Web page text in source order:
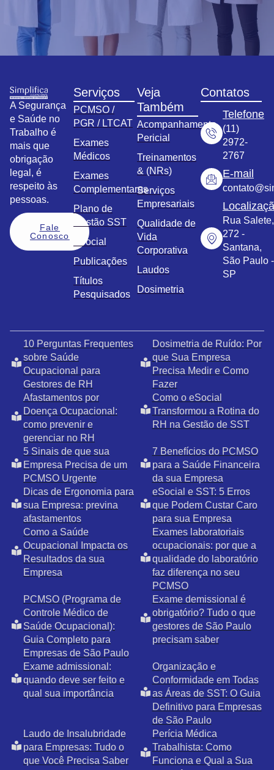
A Segurança
e Saúde no
Trabalho é
mais que
obrigação
legal, é
respeito às
pessoas.
Fale
Conosco
Serviços
PCMSO /
PGR / LTCAT
Exames
Médicos
Exames
Complementares
Plano de
Gestão SST
eSocial
Publicações
Títulos
Pesquisados
Veja
Também
Acompanhamento
Pericial
Treinamentos
& (NRs)
Serviços
Empresariais
Qualidade de
Vida
Corporativa
Laudos
Dosimetria
Contatos
Telefone
(11)
2972-
2767
E-mail
Rua Salete,
272 -
Santana,
São Paulo -
SP
10 Perguntas Frequentes
sobre Saúde
Ocupacional para
Gestores de RH
Dosimetria de Ruído: Por
que Sua Empresa
Precisa Medir e Como
Fazer
Afastamentos por
Doença Ocupacional:
como prevenir e
gerenciar no RH
Como o eSocial
Transformou a Rotina do
RH na Gestão de SST
5 Sinais de que sua
Empresa Precisa de um
PCMSO Urgente
7 Benefícios do PCMSO
para a Saúde Financeira
da sua Empresa
Dicas de Ergonomia para
sua Empresa: previna
afastamentos
eSocial e SST: 5 Erros
que Podem Custar Caro
para sua Empresa
Como a Saúde
Ocupacional Impacta os
Resultados da sua
Empresa
Exames laboratoriais
ocupacionais: por que a
qualidade do laboratório
faz diferença no seu
PCMSO
PCMSO (Programa de
Controle Médico de
Saúde Ocupacional):
Guia Completo para
Empresas de São Paulo
Exame demissional é
obrigatório? Tudo o que
gestores de São Paulo
precisam saber
Exame admissional:
quando deve ser feito e
qual sua importância
Organização e
Conformidade em Todas
as Áreas de SST: O Guia
Definitivo para Empresas
de São Paulo
Laudo de Insalubridade
para Empresas: Tudo o
que Você Precisa Saber
Perícia Médica
Trabalhista: Como
Funciona e Qual a Sua